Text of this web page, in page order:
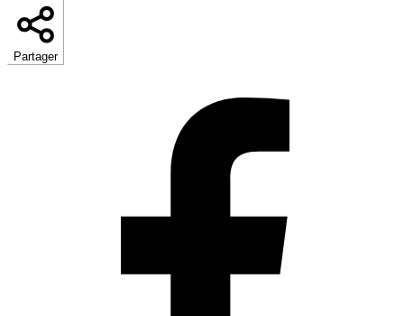
Partager